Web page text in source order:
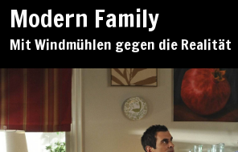
Modern Family
Mit Windmühlen gegen die Realität